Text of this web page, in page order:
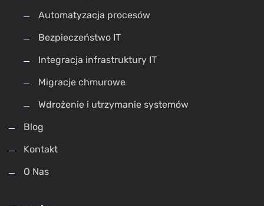
Automatyzacja procesów
Bezpieczeństwo IT
Integracja infrastruktury IT
Migracje chmurowe
Wdrożenie i utrzymanie systemów
Blog
Kontakt
O Nas